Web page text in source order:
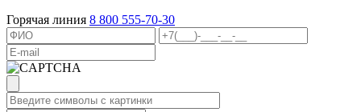
Горячая линия 8 800 555-70-30